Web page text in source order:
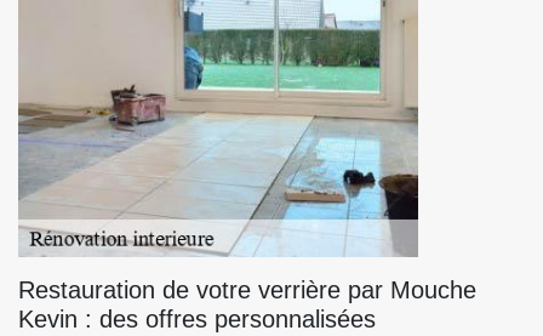
Restauration de votre verrière par Mouche
Kevin : des offres personnalisées